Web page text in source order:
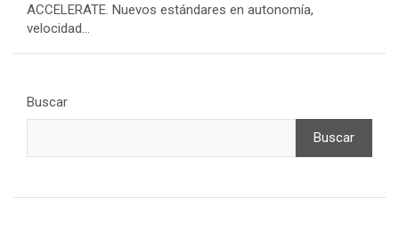
ACCELERATE. Nuevos estándares en autonomía,
velocidad…
Buscar
Buscar